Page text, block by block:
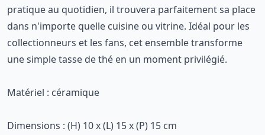
pratique au quotidien, il trouvera parfaitement sa place
dans n'importe quelle cuisine ou vitrine. Idéal pour les
collectionneurs et les fans, cet ensemble transforme
une simple tasse de thé en un moment privilégié.
Matériel : céramique
Dimensions : (H) 10 x (L) 15 x (P) 15 cm